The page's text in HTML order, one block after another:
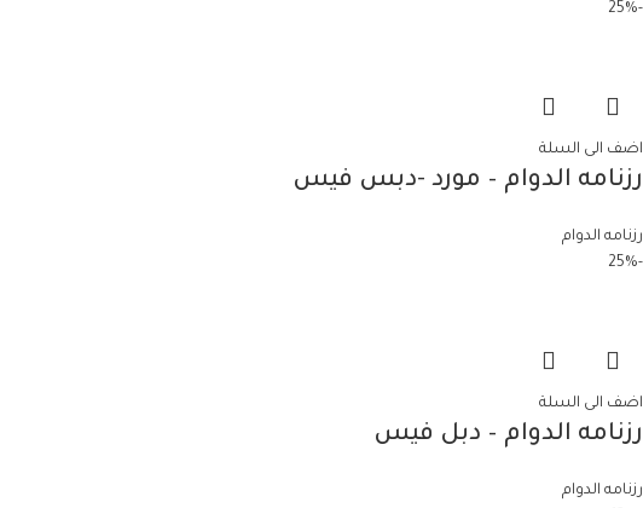
-25%
اضف الى السلة
رزنامه الدوام – مورد -دبس فيس
رزنامه الدوام
-25%
اضف الى السلة
رزنامه الدوام – دبل فيس
رزنامه الدوام